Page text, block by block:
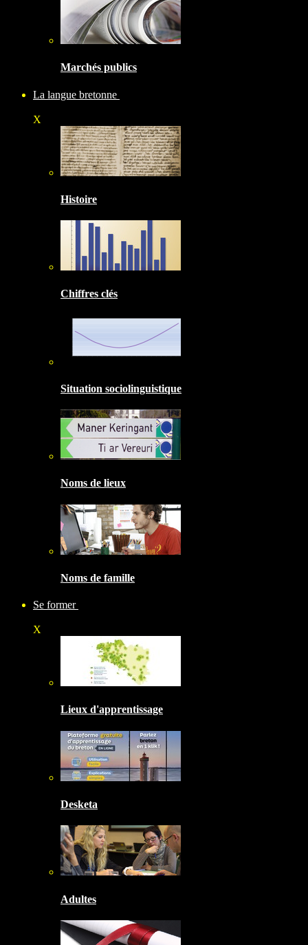
Marchés publics
La langue bretonne
X
Histoire
Chiffres clés
Situation sociolinguistique
Noms de lieux
Noms de famille
Se former
X
Lieux d'apprentissage
Desketa
Adultes